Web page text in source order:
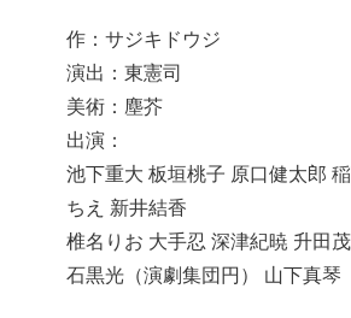
作：サジキドウジ
演出：東憲司
美術：塵芥
出演：
池下重大 板垣桃子 原口健太郎
ちえ 新井結香
椎名りお 大手忍 深津紀暁 升田茂
石黒光（演劇集団円） 山下真